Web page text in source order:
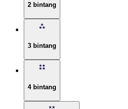
2 bintang
3 bintang
4 bintang